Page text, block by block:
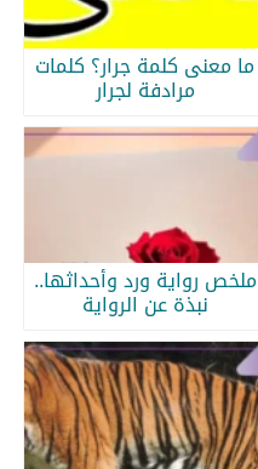
ما معنى كلمة جرار؟ كلمات
مرادفة لجرار
ملخص رواية ورد وأحداثها..
نبذة عن الرواية